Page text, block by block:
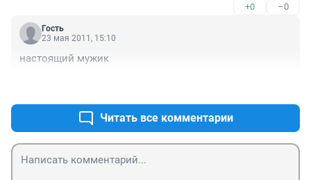
+0 –0
Гость
23 мая 2011, 15:10
настоящий мужик
Читать все комментарии